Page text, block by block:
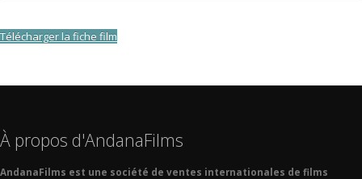
Télécharger la fiche film
À propos d'AndanaFilms
AndanaFilms est une société de ventes internationales de films